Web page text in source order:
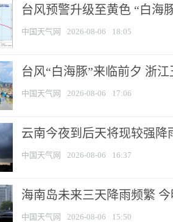
台风预警升级至黄色 “白海
中国天气网 2026-08-06 18:05
台风“白海豚”来临前夕 浙
中国天气网 2026-08-06 17:06
云南今夜到后天将现较强降
中国天气网 2026-08-06 16:37
海南岛未来三天降雨频繁
中国天气网 2026-08-06 15:50